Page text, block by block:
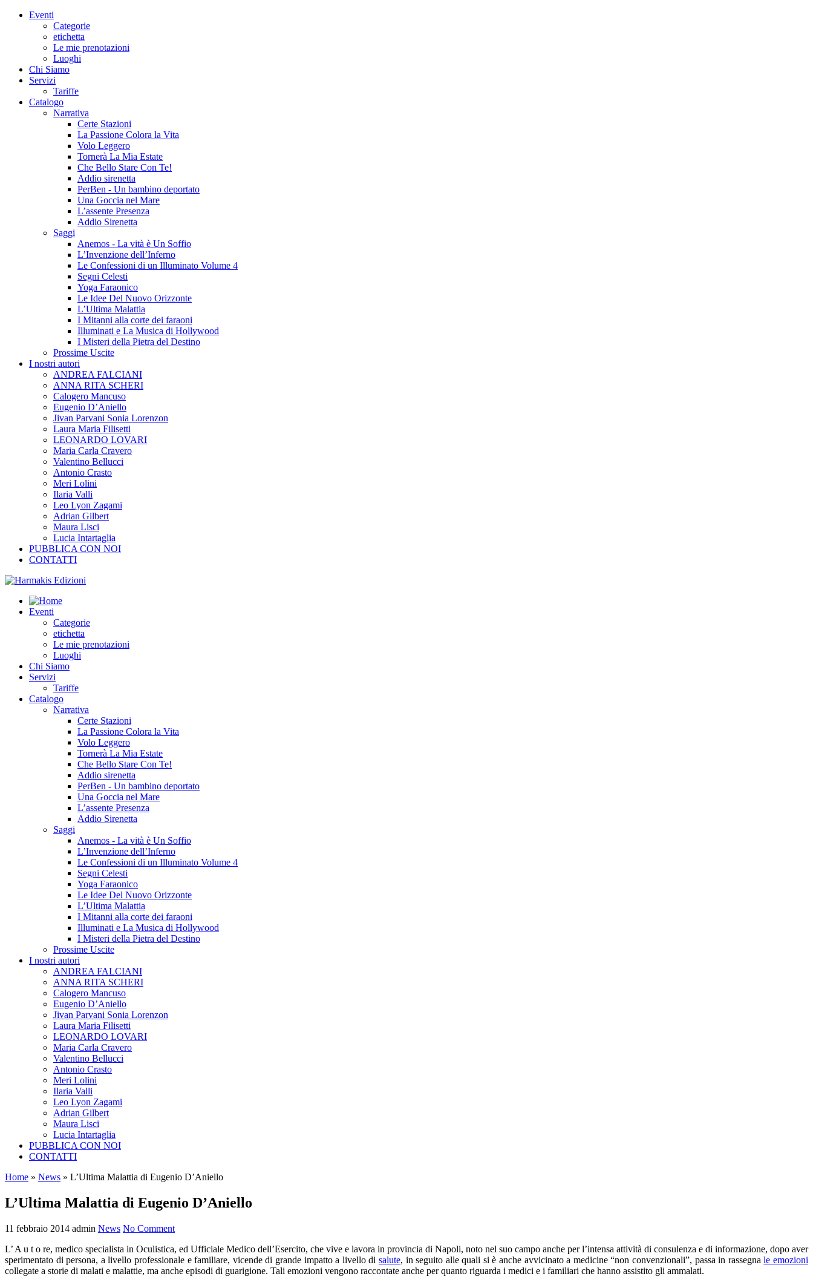
Eventi
Categorie
etichetta
Le mie prenotazioni
Luoghi
Chi Siamo
Servizi
Tariffe
Catalogo
Narrativa
Certe Stazioni
La Passione Colora la Vita
Volo Leggero
Tornerà La Mia Estate
Che Bello Stare Con Te!
Addio sirenetta
PerBen - Un bambino deportato
Una Goccia nel Mare
L’assente Presenza
Addio Sirenetta
Saggi
Anemos - La vità è Un Soffio
L’Invenzione dell’Inferno
Le Confessioni di un Illuminato Volume 4
Segni Celesti
Yoga Faraonico
Le Idee Del Nuovo Orizzonte
L’Ultima Malattia
I Mitanni alla corte dei faraoni
Illuminati e La Musica di Hollywood
I Misteri della Pietra del Destino
Prossime Uscite
I nostri autori
ANDREA FALCIANI
ANNA RITA SCHERI
Calogero Mancuso
Eugenio D’Aniello
Jivan Parvani Sonia Lorenzon
Laura Maria Filisetti
LEONARDO LOVARI
Maria Carla Cravero
Valentino Bellucci
Antonio Crasto
Meri Lolini
Ilaria Valli
Leo Lyon Zagami
Adrian Gilbert
Maura Lisci
Lucia Intartaglia
PUBBLICA CON NOI
CONTATTI
Eventi
Categorie
etichetta
Le mie prenotazioni
Luoghi
Chi Siamo
Servizi
Tariffe
Catalogo
Narrativa
Certe Stazioni
La Passione Colora la Vita
Volo Leggero
Tornerà La Mia Estate
Che Bello Stare Con Te!
Addio sirenetta
PerBen - Un bambino deportato
Una Goccia nel Mare
L’assente Presenza
Addio Sirenetta
Saggi
Anemos - La vità è Un Soffio
L’Invenzione dell’Inferno
Le Confessioni di un Illuminato Volume 4
Segni Celesti
Yoga Faraonico
Le Idee Del Nuovo Orizzonte
L’Ultima Malattia
I Mitanni alla corte dei faraoni
Illuminati e La Musica di Hollywood
I Misteri della Pietra del Destino
Prossime Uscite
I nostri autori
ANDREA FALCIANI
ANNA RITA SCHERI
Calogero Mancuso
Eugenio D’Aniello
Jivan Parvani Sonia Lorenzon
Laura Maria Filisetti
LEONARDO LOVARI
Maria Carla Cravero
Valentino Bellucci
Antonio Crasto
Meri Lolini
Ilaria Valli
Leo Lyon Zagami
Adrian Gilbert
Maura Lisci
Lucia Intartaglia
PUBBLICA CON NOI
CONTATTI
Home » News » L’Ultima Malattia di Eugenio D’Aniello
L’Ultima Malattia di Eugenio D’Aniello
11 febbraio 2014 admin News No Comment
L’ A u t o re, medico specialista in Oculistica, ed Ufficiale Medico dell’Esercito, che vive e lavora in provincia di Napoli, noto nel suo campo anche per l’intensa attività di consulenza e di informazione, dopo aver
sperimentato di persona, a livello professionale e familiare, vicende di grande impatto a livello di salute, in seguito alle quali si è anche avvicinato a medicine “non convenzionali”, passa in rassegnale emozioni
collegate a storie di malati e malattie, ma anche episodi di guarigione. Tali emozioni vengono raccontate anche per quanto riguarda i medici e i familiari che hanno assistito gli ammalati.